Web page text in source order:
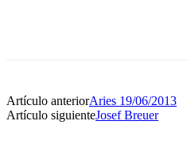
Artículo anteriorAries 19/06/2013
Artículo siguienteJosef Breuer